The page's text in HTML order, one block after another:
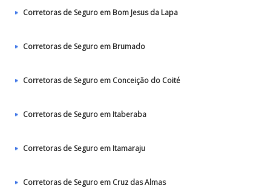
Corretoras de Seguro em Bom Jesus da Lapa
Corretoras de Seguro em Brumado
Corretoras de Seguro em Conceição do Coité
Corretoras de Seguro em Itaberaba
Corretoras de Seguro em Itamaraju
Corretoras de Seguro em Cruz das Almas